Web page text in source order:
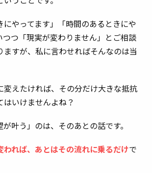
にやってます」「時間のあるときにや
つつ「現実が変わりません」とご相談
ますが、私に言わせればそんなのは当
変えたければ、その分だけ大きな抵抗
はいけませんよね？
が叶う」のは、そのあとの話です。
われば、あとはその流れに乗るだけで